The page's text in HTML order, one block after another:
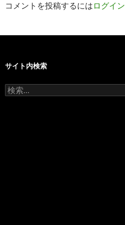
コメントを投稿するには ログイン
サイト内検索
検
索: